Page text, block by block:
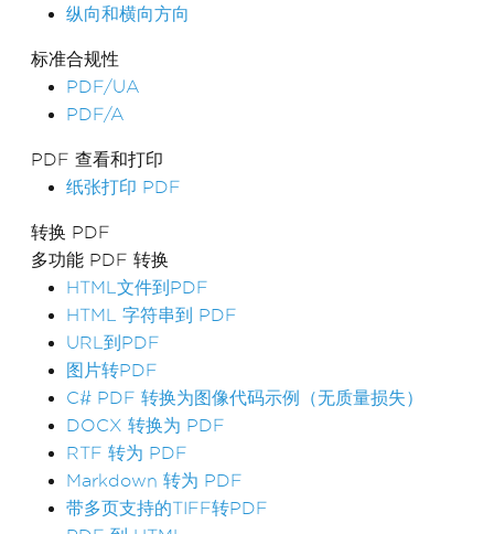
纵向和横向方向
标准合规性
PDF/UA
PDF/A
PDF 查看和打印
纸张打印 PDF
转换 PDF
多功能 PDF 转换
HTML文件到PDF
HTML 字符串到 PDF
URL到PDF
图片转PDF
C# PDF 转换为图像代码示例（无质量损失）
DOCX 转换为 PDF
RTF 转为 PDF
Markdown 转为 PDF
带多页支持的TIFF转PDF